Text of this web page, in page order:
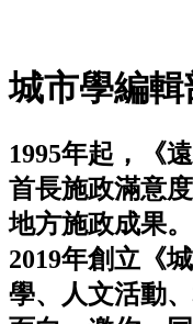
城市學編輯
1995年起，《
首長施政滿意
地方施政成果
2019年創立《
學、人文活動